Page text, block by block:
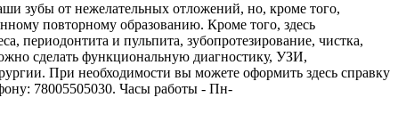
зубы от нежелательных отложений, но, кроме того,
повторному образованию. Кроме того, здесь
периодонтита и пульпита, зубопротезирование, чистка,
сделать функциональную диагностику, УЗИ,
При необходимости вы можете оформить здесь справку
78005505030. Часы работы - Пн-